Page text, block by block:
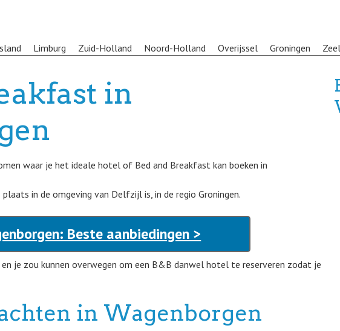
Limburg Zuid-Holland Noord-Holland Overijssel Groningen
in
waar je het ideale hotel of Bed and Breakfast kan boeken in
in de omgeving van Delfzijl is, in de regio Groningen.
Beste aanbiedingen >
en je zou kunnen overwegen om een B&B danwel hotel te reserveren zodat je
in Wagenborgen